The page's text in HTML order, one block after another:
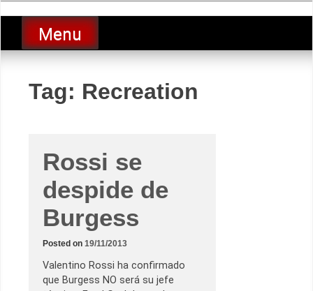
to
contentLucio Lopez GP
luciolopezgp
Menu
Tag: Recreation
Rossi se
despide de
Burgess
Posted on 19/11/2013
Valentino Rossi ha confirmado
que Burgess NO será su jefe